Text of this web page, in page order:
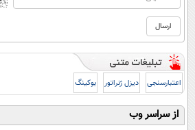
اعتبارسنجی دیزل ژنراتور بوکینگ
از سراسر وب